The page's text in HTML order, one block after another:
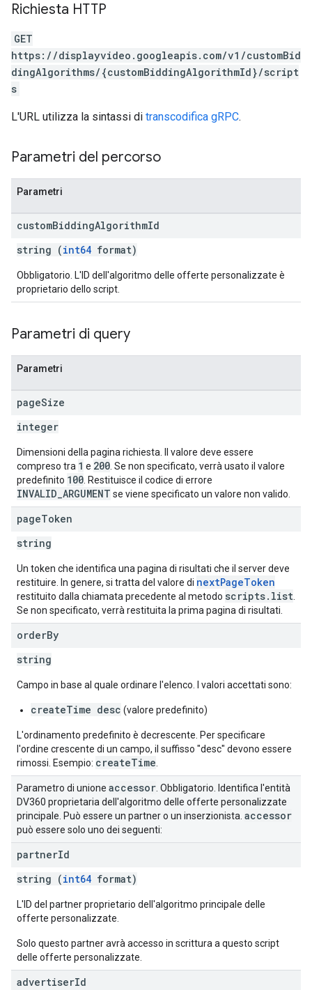
Richiesta HTTP
GET
https://displayvideo.googleapis.com/v1/customBid
dingAlgorithms/{customBiddingAlgorithmId}/script
s
L'URL utilizza la sintassi di transcodifica gRPC.
Parametri del percorso
Parametri
customBiddingAlgorithmId
string (int64 format)
Obbligatorio. L'ID dell'algoritmo delle offerte personalizzate è
proprietario dello script.
Parametri di query
Parametri
pageSize
integer
Dimensioni della pagina richiesta. Il valore deve essere
compreso tra 1 e 200 . Se non specificato, verrà usato il valore
predefinito 100 . Restituisce il codice di errore
INVALID_ARGUMENT se viene specificato un valore non valido.
pageToken
string
Un token che identifica una pagina di risultati che il server deve
restituire. In genere, si tratta del valore di nextPageToken
restituito dalla chiamata precedente al metodo scripts.list
Se non specificato, verrà restituita la prima pagina di risultati.
orderBy
string
Campo in base al quale ordinare l'elenco. I valori accettati sono:
createTime desc (valore predefinito)
L'ordinamento predefinito è decrescente. Per specificare
l'ordine crescente di un campo, il suffisso "desc" devono essere
rimossi. Esempio: createTime
Parametro di unione accessor . Obbligatorio. Identifica l'entità
DV360 proprietaria dell'algoritmo delle offerte personalizzate
principale. Può essere un partner o un inserzionista. accessor
può essere solo uno dei seguenti:
partnerId
string (int64 format)
L'ID del partner proprietario dell'algoritmo principale delle
offerte personalizzate.
Solo questo partner avrà accesso in scrittura a questo script
delle offerte personalizzate.
advertiserId